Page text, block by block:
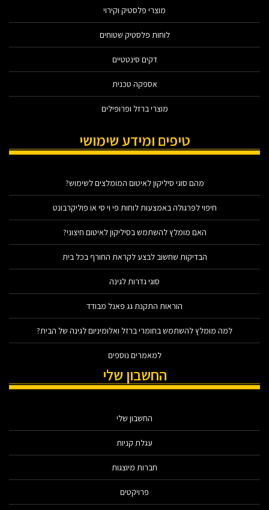
מוצרי פלסטיק וקירוי
לוחות פלסטיק שטוחים
דקים סינטטיים
אספקה טכנית
מוצרי ברזל ופרופילים
טיפים ומידע שימושי
מהם סוגי סיליקון לאיטום המומלצים לשימוש?
חיפוי לפרגולה באמצעות לוחות פי וי סי או פוליקרבונט
האם מומלץ להשתמש בסיליקון לאיטום חיצוני?
הבדיקות שחשוב לבצע לקראת החורף בכל בית
סוגי גדרות לגינה
הוראות התקנת גג פאנל מבודד
למה מומלץ להשתמש בחומרי ברזל ואלומיניום לגינה של הבית?
למאמרים נוספים
החשבון שלי
החשבון שלי
עגלת קניות
חברות מיוצגות
פרויקטים